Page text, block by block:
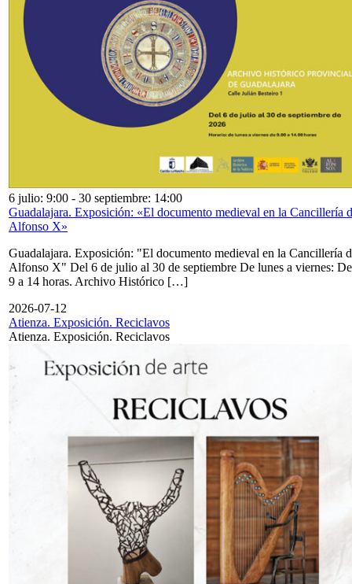
6 julio: 9:00 - 30 septiembre: 14:00
Guadalajara. Exposición: «El documento medieval en la Cancillería
Alfonso X»
Guadalajara. Exposición: "El documento medieval en la Cancillería
Alfonso X" Del 6 de julio al 30 de septiembre De lunes a viernes: De
9 a 14 horas. Archivo Histórico […]
2026-07-12
Atienza. Exposición. Reciclavos
Atienza. Exposición. Reciclavos